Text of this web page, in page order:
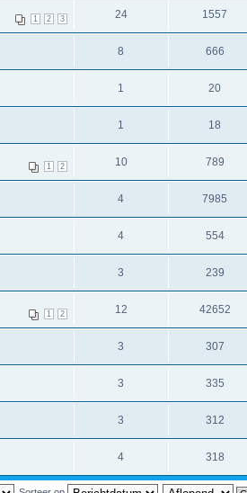
1 2 3 24 1557
8 666
1 20
1 18
1 2 10 789
4 7985
4 554
3 239
1 2 12 42652
3 307
3 335
3 312
4 318